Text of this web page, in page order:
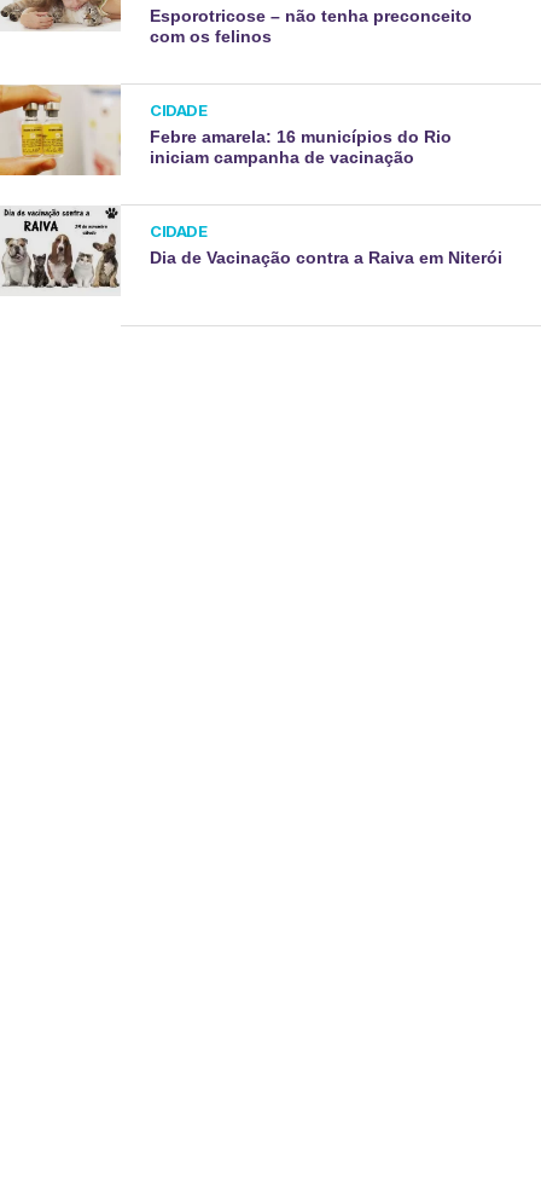
Esporotricose – não tenha preconceito
com os felinos
CIDADE
Febre amarela: 16 municípios do Rio
iniciam campanha de vacinação
CIDADE
Dia de Vacinação contra a Raiva em Niterói